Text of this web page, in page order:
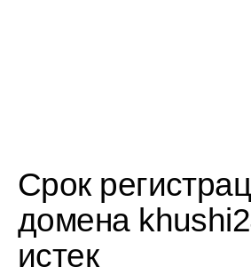
Срок
домена
истек